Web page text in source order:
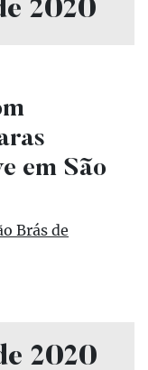
2020
em São
Brás de
2020